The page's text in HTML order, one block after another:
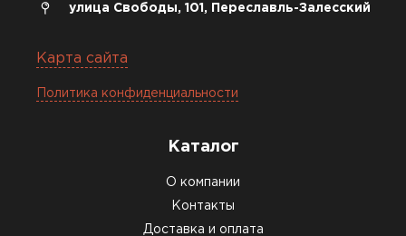
улица Свободы, 101, Переславль-Залесский
Карта сайта
Политика конфиденциальности
Каталог
О компании
Контакты
Доставка и оплата